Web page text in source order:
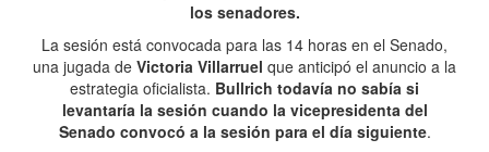
los senadores.
La sesión está convocada para las 14 horas en el Senado,
una jugada de Victoria Villarruel que anticipó el anuncio a la
estrategia oficialista. Bullrich todavía no sabía si
levantaría la sesión cuando la vicepresidenta del
Senado convocó a la sesión para el día siguiente.